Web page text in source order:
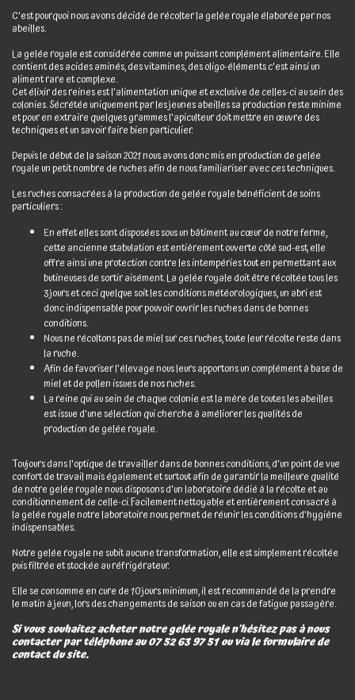
C'est pourquoi nous avons décidé de récolter la gelée royale élaborée par nos
abeilles.
La gelée royale est considérée comme un puissant complément alimentaire. Elle
contient des acides aminés, des vitamines, des oligo-éléments c'est ainsi un
aliment rare et complexe.
Cet élixir des reines est l'alimentation unique et exclusive de celles-ci au sein des
colonies. Sécrétée uniquement par les jeunes abeilles sa production reste minime
et pour en extraire quelques grammes l'apiculteur doit mettre en œuvre des
techniques et un savoir faire bien particulier.
Depuis le début de la saison 2021 nous avons donc mis en production de gelée
royale un petit nombre de ruches afin de nous familiariser avec ces techniques.
Les ruches consacrées à la production de gelée royale bénéficient de soins
particuliers :
En effet elles sont disposées sous un bâtiment au cœur de notre ferme,
cette ancienne stabulation est entièrement ouverte côté sud-est, elle
offre ainsi une protection contre les intempéries tout en permettant aux
butineuses de sortir aisément. La gelée royale doit être récoltée tous les
3 jours et ceci quelque soit les conditions météorologiques, un abri est
donc indispensable pour pouvoir ouvrir les ruches dans de bonnes
conditions.
Nous ne récoltons pas de miel sur ces ruches, toute leur récolte reste dans
la ruche.
Afin de favoriser l'élevage nous leurs apportons un complément à base de
miel et de pollen issues de nos ruches.
La reine qui au sein de chaque colonie est la mère de toutes les abeilles
est issue d'une sélection qui cherche à améliorer les qualités de
production de gelée royale.
Toujours dans l'optique de travailler dans de bonnes conditions, d'un point de vue
confort de travail mais également et surtout afin de garantir la meilleure qualité
de notre gelée royale nous disposons d'un laboratoire dédié à la récolte et au
conditionnement de celle-ci. Facilement nettoyable et entièrement consacré à
la gelée royale notre laboratoire nous permet de réunir les conditions d'hygiène
indispensables.
Notre gelée royale ne subit aucune transformation, elle est simplement récoltée
puis filtrée et stockée au réfrigérateur.
Elle se consomme en cure de 10 jours minimum, il est recommandé de la prendre
le matin à jeun, lors des changements de saison ou en cas de fatigue passagère.
Si vous souhaitez acheter notre gelée royale n'hésitez pas à nous
contacter par téléphone au 07 52 63 97 51 ou via le formulaire de
contact du site.